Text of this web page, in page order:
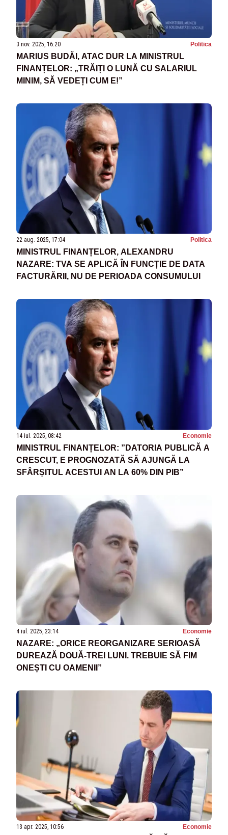
3 nov. 2025, 16:20 Politica
MARIUS BUDĂI, ATAC DUR LA MINISTRUL
FINANȚELOR: „TRĂIȚI O LUNĂ CU SALARIUL
MINIM, SĂ VEDEȚI CUM E!”
22 aug. 2025, 17:04 Politica
MINISTRUL FINANȚELOR, ALEXANDRU
NAZARE: TVA SE APLICĂ ÎN FUNCȚIE DE DATA
FACTURĂRII, NU DE PERIOADA CONSUMULUI
14 iul. 2025, 08:42 Economie
MINISTRUL FINANȚELOR: ”DATORIA PUBLICĂ A
CRESCUT, E PROGNOZATĂ SĂ AJUNGĂ LA
SFÂRȘITUL ACESTUI AN LA 60% DIN PIB”
4 iul. 2025, 23:14 Economie
NAZARE: „ORICE REORGANIZARE SERIOASĂ
DUREAZĂ DOUĂ-TREI LUNI. TREBUIE SĂ FIM
ONEȘTI CU OAMENII”
13 apr. 2025, 10:56 Economie